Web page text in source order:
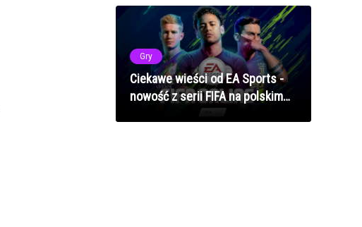
Gry
Ciekawe wieści od EA Sports -
nowość z serii FIFA na polskim